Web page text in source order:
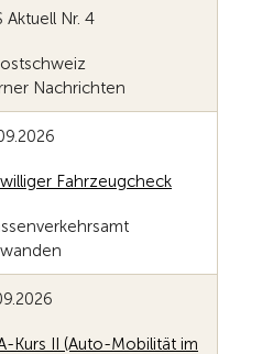
Aktuell Nr. 4
Nachrichten
Fahrzeugcheck
Kurs II (Auto-Mobilität im